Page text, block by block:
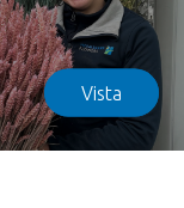
Vista